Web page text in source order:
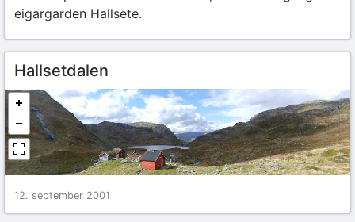
eigargarden Hallsete.
Hallsetdalen
12. september 2001